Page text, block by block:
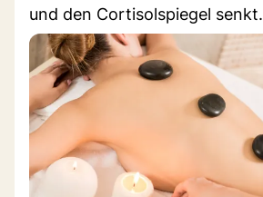
und den Cortisolspiegel senkt.